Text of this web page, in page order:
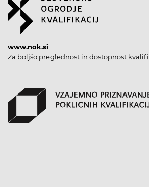
www.nok.si
Za boljšo preglednost in dostopnost